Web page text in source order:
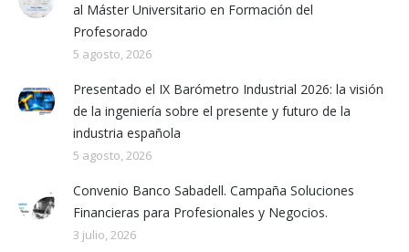
al Máster Universitario en Formación del
Profesorado
5 agosto, 2026
Presentado el IX Barómetro Industrial 2026: la visión
de la ingeniería sobre el presente y futuro de la
industria española
5 agosto, 2026
Convenio Banco Sabadell. Campaña Soluciones
Financieras para Profesionales y Negocios.
3 julio, 2026